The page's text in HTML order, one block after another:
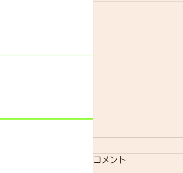
明日のsmrについて
コメント